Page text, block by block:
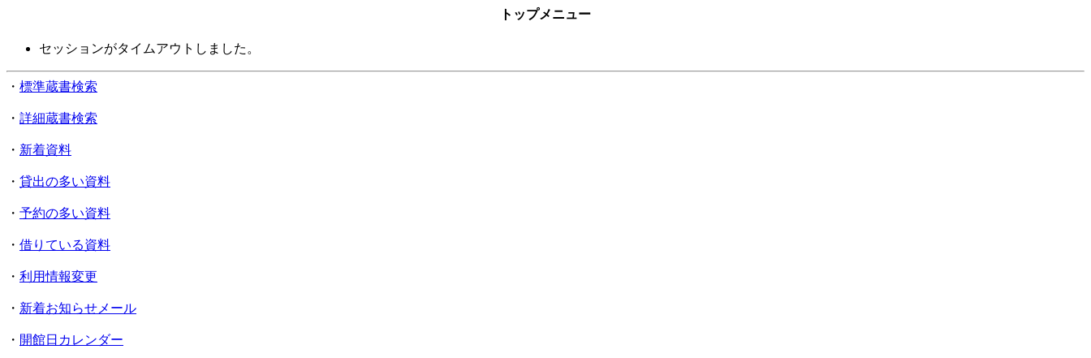
トップメニュー
セッションがタイムアウトしました。
・ 標準蔵書検索
・ 詳細蔵書検索
・ 新着資料
・ 貸出の多い資料
・ 予約の多い資料
・ 借りている資料
・ 利用情報変更
・ 新着お知らせメール
・ 開館日カレンダー